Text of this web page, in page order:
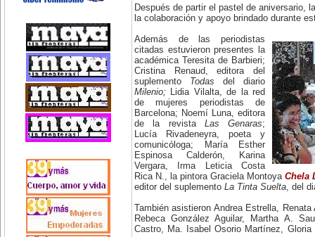
Después de partir el pastel de aniversario,
la colaboración y apoyo brindado durante
Además de las periodistas
citadas estuvieron presentes la
académica Teresita de Barbieri;
Cristina Renaud, editora del
suplemento Todas del diario
Milenio; Lidia Vilalta, de la red
de mujeres periodistas de
Barcelona; Noemí Luna, editora
de la revista Las Genaras;
Lucía Rivadeneyra, poeta y
comunicóloga; María Esther
Espinosa Calderón, Karina
Vergara, Irma Leticia Costa
Rica N., la pintora Graciela Montoya Chela
editor del suplemento La Tinta Suelta , del
También asistieron Andrea Estrella,
Rebeca González Aguilar, Martha A.
Castro, Ma. Isabel Osorio Martínez, Gloria